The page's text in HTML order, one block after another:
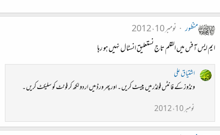
منظور
نومبر 10، 2012
ایم ایس آفس میں القلم تاج نستعلیق انسٹال نہیں ہو رہا
اشتیاق علی
ونڈوز کے فانٹس فولڈر میں پیسٹ کریں ۔ اور پھر ورڈ میں اردو لکھ کر فونٹ کو سلیکٹ کریں ۔
نومبر 10، 2012